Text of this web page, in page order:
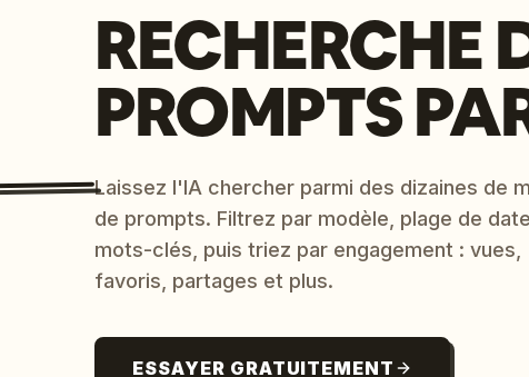
RECHERCHE
PROMPTS
Laissez l'IA chercher parmi des dizaines de
de prompts. Filtrez par modèle, plage de
mots-clés, puis triez par engagement : vues,
favoris, partages et plus.
ESSAYER GRATUITEMENT